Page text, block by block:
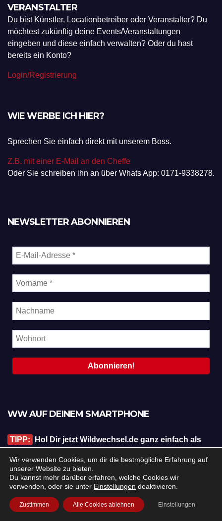
VERANSTALTER
Du bist Künstler, Locationbetreiber oder Veranstalter? Du
möchtest zukünftig deine Events/Veranstaltungen
eingeben und diese einfach verwalten? Oder du hast
bereits ein Konto?
Login/Registrierung
WIE WERBE ICH HIER?
Sprechen Sie einfach direkt mit unserem Boss.
Z.B. mit einer E-Mail an den Cheffe
Oder Sie schreiben ihn an über Whats App: 0171-9338278.
NEWSLETTER ABONNIEREN
WW AUF DEINEM SMARTPHONE
TIPP:
Hol Dir jetzt Wildwechsel.de ganz einfach als
rechts (Chrome) auf den "Teilen-Button" (Quadrat mit Pfeil
nach oben), und wähle dann unten im Menü "Zum
Homebildschirm".
Wir verwenden Cookies, um dir die bestmögliche Erfahrung auf
unserer Website zu bieten.
Du kannst mehr darüber erfahren, welche Cookies wir
verwenden, oder sie unter Einstellungen deaktivieren.
Zustimmen Alle Cookies ablehnen Einstellungen